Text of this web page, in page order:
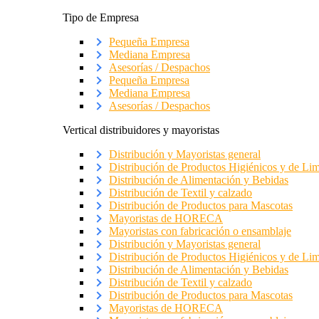
Tipo de Empresa
Pequeña Empresa
Mediana Empresa
Asesorías / Despachos
Pequeña Empresa
Mediana Empresa
Asesorías / Despachos
Vertical distribuidores y mayoristas
Distribución y Mayoristas general
Distribución de Productos Higiénicos y de
Distribución de Alimentación y Bebidas
Distribución de Textil y calzado
Distribución de Productos para Mascotas
Mayoristas de HORECA
Mayoristas con fabricación o ensamblaje
Distribución y Mayoristas general
Distribución de Productos Higiénicos y de
Distribución de Alimentación y Bebidas
Distribución de Textil y calzado
Distribución de Productos para Mascotas
Mayoristas de HORECA